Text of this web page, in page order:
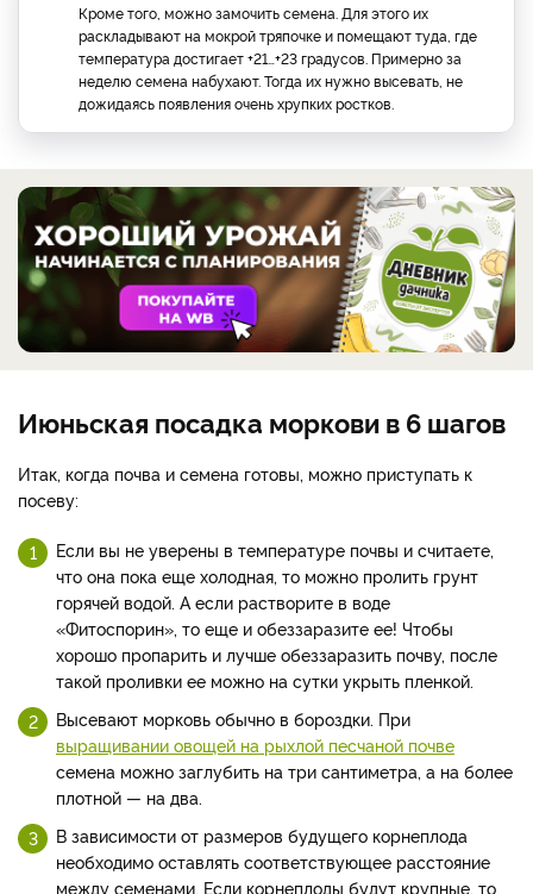
Кроме того, можно замочить семена. Для этого их
раскладывают на мокрой тряпочке и помещают туда, где
температура достигает +21…+23 градусов. Примерно за
неделю семена набухают. Тогда их нужно высевать, не
дожидаясь появления очень хрупких ростков.
Июньская посадка моркови в 6 шагов
Итак, когда почва и семена готовы, можно приступать к
посеву:
Если вы не уверены в температуре почвы и считаете,
что она пока еще холодная, то можно пролить грунт
горячей водой. А если растворите в воде
«Фитоспорин», то еще и обеззаразите ее! Чтобы
хорошо пропарить и лучше обеззаразить почву, после
такой проливки ее можно на сутки укрыть пленкой.
Высевают морковь обычно в бороздки. При
выращивании овощей на рыхлой песчаной почве
семена можно заглубить на три сантиметра, а на более
плотной — на два.
В зависимости от размеров будущего корнеплода
необходимо оставлять соответствующее расстояние
между семенами. Если корнеплоды будут крупные, то